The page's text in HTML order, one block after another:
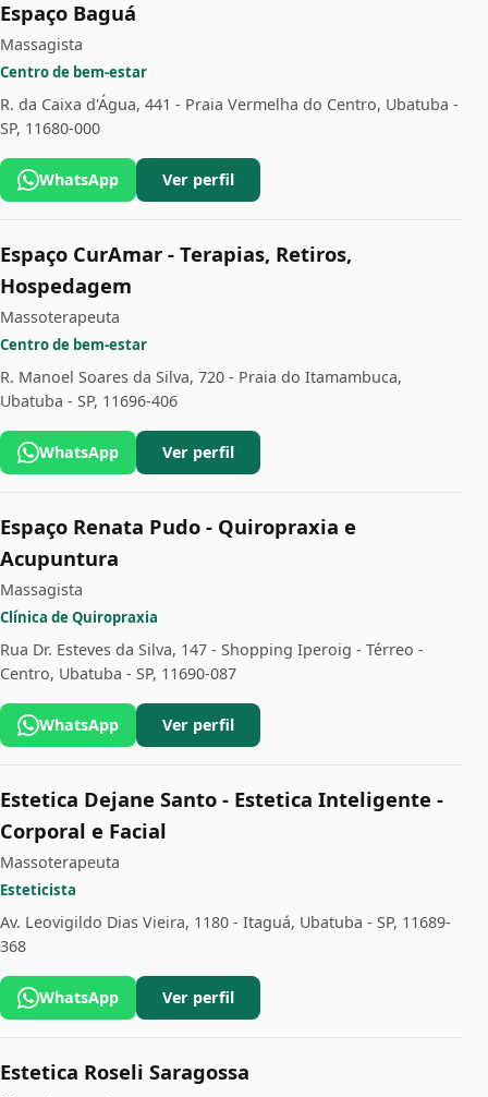
Espaço Baguá
Massagista
Centro de bem-estar
R. da Caixa d'Água, 441 - Praia Vermelha do Centro, Ubatuba -
SP, 11680-000
WhatsApp Ver perfil
Espaço CurAmar - Terapias, Retiros,
Hospedagem
Massoterapeuta
Centro de bem-estar
R. Manoel Soares da Silva, 720 - Praia do Itamambuca,
Ubatuba - SP, 11696-406
WhatsApp Ver perfil
Espaço Renata Pudo - Quiropraxia e
Acupuntura
Massagista
Clínica de Quiropraxia
Rua Dr. Esteves da Silva, 147 - Shopping Iperoig - Térreo -
Centro, Ubatuba - SP, 11690-087
WhatsApp Ver perfil
Estetica Dejane Santo - Estetica Inteligente -
Corporal e Facial
Massoterapeuta
Esteticista
Av. Leovigildo Dias Vieira, 1180 - Itaguá, Ubatuba - SP, 11689-
368
WhatsApp Ver perfil
Estetica Roseli Saragossa